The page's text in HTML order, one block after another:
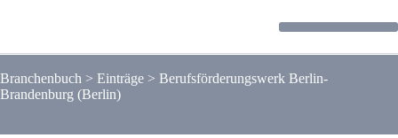
Branchenbuch > Einträge > Berufsförderungswerk Berlin-
Brandenburg (Berlin)